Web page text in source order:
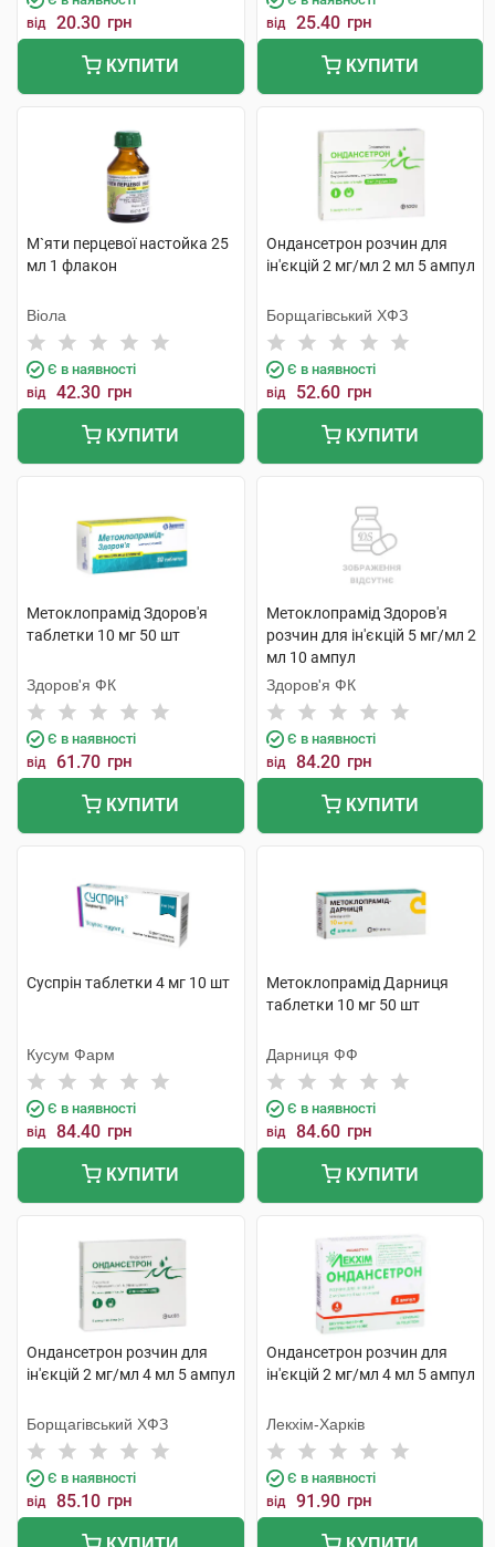
від 20.30 грн
КУПИТИ
від 25.40 грн
КУПИТИ
М`яти перцевої настойка 25
мл 1 флакон
Віола
Є в наявності
від 42.30 грн
КУПИТИ
Ондансетрон розчин для
ін'єкцій 2 мг/мл 2 мл 5 ампул
Борщагівський ХФЗ
Є в наявності
від 52.60 грн
КУПИТИ
Метоклопрамід Здоров'я
таблетки 10 мг 50 шт
Здоров'я ФК
Є в наявності
від 61.70 грн
КУПИТИ
Метоклопрамід Здоров'я
розчин для ін'єкцій 5 мг/мл 2
мл 10 ампул
Здоров'я ФК
Є в наявності
від 84.20 грн
КУПИТИ
Суспрін таблетки 4 мг 10 шт
Кусум Фарм
Є в наявності
від 84.40 грн
КУПИТИ
Метоклопрамід Дарниця
таблетки 10 мг 50 шт
Дарниця ФФ
Є в наявності
від 84.60 грн
КУПИТИ
Ондансетрон розчин для
ін'єкцій 2 мг/мл 4 мл 5 ампул
Борщагівський ХФЗ
Є в наявності
від 85.10 грн
Ондансетрон розчин для
ін'єкцій 2 мг/мл 4 мл 5 ампул
Лекхім-Харків
Є в наявності
від 91.90 грн